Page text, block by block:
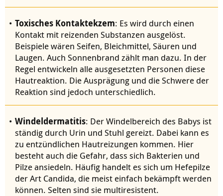
Toxisches Kontaktekzem: Es wird durch einen
Kontakt mit reizenden Substanzen ausgelöst.
Beispiele wären Seifen, Bleichmittel, Säuren und
Laugen. Auch Sonnenbrand zählt man dazu. In der
Regel entwickeln alle ausgesetzten Personen diese
Hautreaktion. Die Ausprägung und die Schwere der
Reaktion sind jedoch unterschiedlich.
Windeldermatitis: Der Windelbereich des Babys ist
ständig durch Urin und Stuhl gereizt. Dabei kann es
zu entzündlichen Hautreizungen kommen. Hier
besteht auch die Gefahr, dass sich Bakterien und
Pilze ansiedeln. Häufig handelt es sich um Hefepilze
der Art Candida, die meist einfach bekämpft werden
können. Selten sind sie multiresistent.